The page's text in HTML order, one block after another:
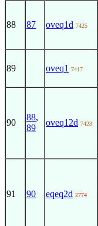
88 87 oveq1d 7425
89 oveq1 7417
90
88,
89
oveq12d 7428
91 90 eqeq2d 2774